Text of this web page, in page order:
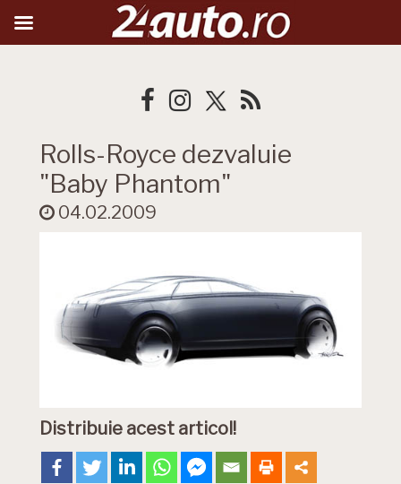
Rolls-Royce dezvaluie
"Baby Phantom"
04.02.2009
Distribuie acest articol!